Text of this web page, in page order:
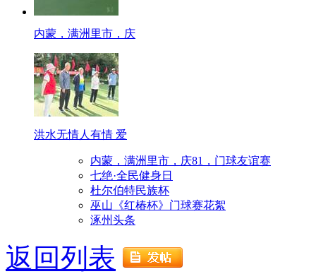
内蒙，满洲里市，庆
洪水无情人有情 爱
内蒙，满洲里市，庆81，门球友谊赛
七绝·全民健身日
杜尔伯特民族杯
巫山《红椿杯》门球赛花絮
涿州头条
返回列表